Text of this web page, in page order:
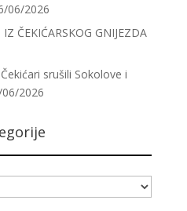
06/2026
ČEKIĆARSKOG GNIJEZDA
srušili Sokolove i
2026